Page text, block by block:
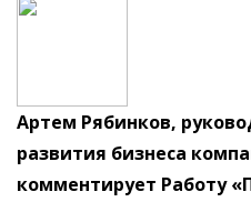
Артем Рябинков,
развития бизнеса
комментирует Работу